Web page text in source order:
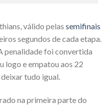
válido pelas semifinais
segundos de cada etapa.
penalidade foi convertida
logo e empatou aos 22
tudo igual.
na primeira parte do